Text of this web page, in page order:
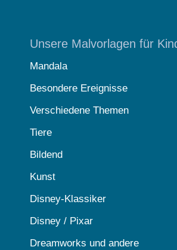
Unsere Malvorlagen für
Mandala
Besondere Ereignisse
Verschiedene Themen
Tiere
Bildend
Kunst
Disney-Klassiker
Disney / Pixar
Dreamworks und andere